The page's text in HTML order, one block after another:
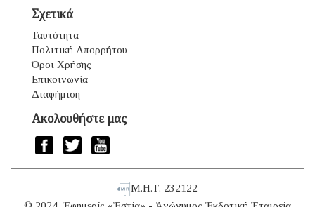
Σχετικά
Ταυτότητα
Πολιτική Απορρήτου
Όροι Χρήσης
Επικοινωνία
Διαφήμιση
Ακολουθήστε μας
Μ.Η.Τ. 232122